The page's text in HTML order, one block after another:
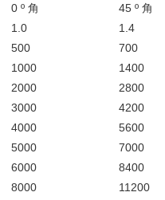
0 º 角
45 º 角
1.0
1.4
500
700
1000
1400
2000
2800
3000
4200
4000
5600
5000
7000
6000
8400
8000
11200